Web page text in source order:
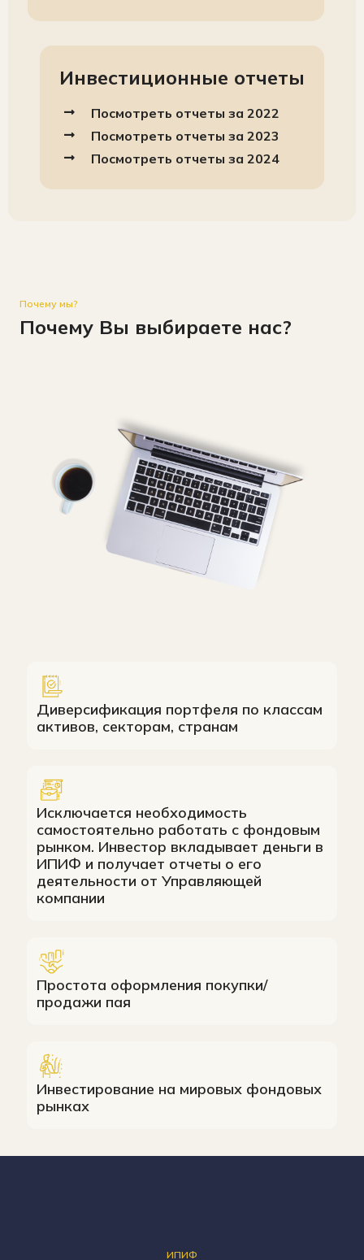
Инвестиционные отчеты
Посмотреть отчеты за 2022
Посмотреть отчеты за 2023
Посмотреть отчеты за 2024
Почему мы?
Почему Вы выбираете нас?
Диверсификация портфеля по классам
активов, секторам, странам
Исключается необходимость
самостоятельно работать с фондовым
рынком. Инвестор вкладывает деньги в
ИПИФ и получает отчеты о его
деятельности от Управляющей
компании
Простота оформления покупки/
продажи пая
Инвестирование на мировых фондовых
рынках
ИПИФ